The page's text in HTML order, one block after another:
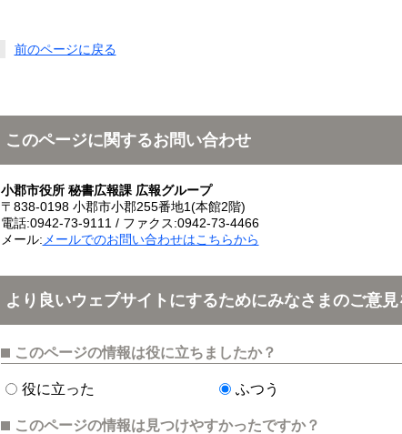
前のページに戻る
このページに関するお問い合わせ
小郡市役所 秘書広報課 広報グループ
〒838-0198 小郡市小郡255番地1(本館2階)
電話:0942-73-9111 / ファクス:0942-73-4466
メール: メールでのお問い合わせはこちらから
より良いウェブサイトにするためにみなさまのご意見
このページの情報は役に立ちましたか？
役に立った ふつう
このページの情報は見つけやすかったですか？